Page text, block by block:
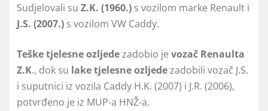
Sudjelovali su Z.K. (1960.) s vozilom marke Renault i
J.S. (2007.) s vozilom VW Caddy.
Teške tjelesne ozljedezadobio je vozač Renaulta
Z.K., dok su lake tjelesne ozljedezadobili vozač J.S.
i suputnici iz vozila Caddy H.K. (2007) i J.R. (2006),
potvrđeno je iz MUP-a HNŽ-a.